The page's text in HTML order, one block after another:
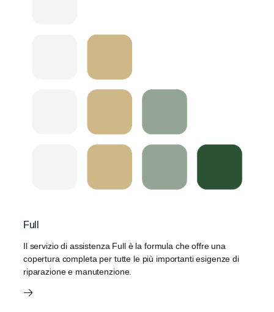
Full
Il servizio di assistenza Full è la formula che offre una
copertura completa per tutte le più importanti esigenze di
riparazione e manutenzione.